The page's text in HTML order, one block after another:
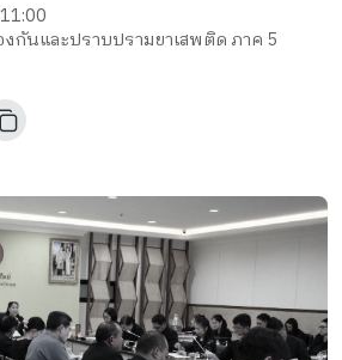
กันและปราบปรามยาเสพติด ภาค 5